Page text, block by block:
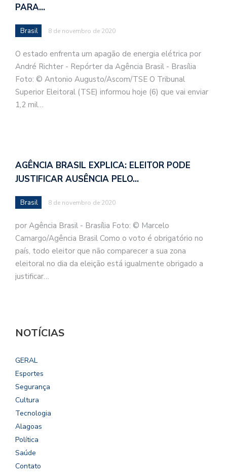
PARA…
Brasil 8 de novembro de 2020
O estado enfrenta um apagão de energia elétrica por
André Richter - Repórter da Agência Brasil - Brasília
Foto: © Antonio Augusto/Ascom/TSE O Tribunal
Superior Eleitoral (TSE) informou hoje (6) que vai enviar
1,2 mil…
AGÊNCIA BRASIL EXPLICA: ELEITOR PODE
JUSTIFICAR AUSÊNCIA PELO…
Brasil 8 de novembro de 2020
por Agência Brasil - Brasília Foto: © Marcelo
Camargo/Agência Brasil Como o voto é obrigatório no
país, todo eleitor que não comparecer a sua zona
eleitoral no dia da eleição está igualmente obrigado a
justificar…
NOTÍCIAS
GERAL
Esportes
Segurança
Cultura
Tecnologia
Alagoas
Política
Saúde
Contato